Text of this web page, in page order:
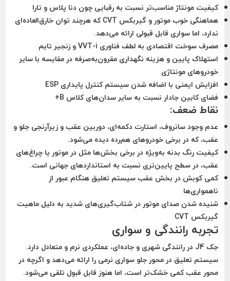
کیفیت مونتاژ مناسب‌تر نسبت به رقبایی چون دنا پلاس و تارا
هماهنگی خوب موتور و گیربکس CVT
که هرچند توان خارق‌العاده‌ای
ندارد، اما سواری قابل قبولی ارائه می‌دهد.
مصرف سوخت اقتصادی به لطف فناوری VVT-i و زنجیر تایم
استهلاک پایین و هزینه نگهداری مقرون‌به‌صرفه در مقایسه با سایر
خودروهای مونتاژی
افزایش ایمنی با اضافه شدن سیستم کنترل پایداری ESP
فضای کابین جادار نسبت به سایر سدان‌های کلاس B+
نقاط ضعف:
عدم وجود سانروف، استارت دکمه‌ای، دوربین عقب و زیرآرنجی جلو و
عقب، که در برخی خودروهای هم‌رده دیده می‌شود.
کیفیت رنگ بدنه به‌ویژه در برخی بخش‌ها مثل در موتور یا چراغ‌های
عقب، در سطح پایین‌تری نسبت به استانداردهای جهانی است.
کمی کوبش در بخش عقب سیستم تعلیق هنگام عبور از
ناهمواری‌ها
شنیده شدن صدای موتور در شتاب‌گیری‌های شدید به دلیل ماهیت
گیربکس CVT
تجربه رانندگی و سواری
جک J4 در رانندگی شهری و جاده‌ای، عملکردی نرم و متعادل دارد.
سیستم تعلیق در محور جلو سواری نرمی را ارائه می‌دهد و اگرچه در
محور عقب کمی خشک‌تر است، اما هنوز قابل قبول تلقی می‌شود.